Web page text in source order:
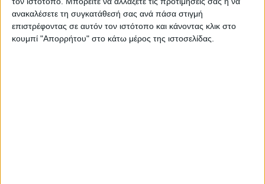
ανακαλέσετε τη συγκατάθεσή σας ανά πάσα στιγμή
επιστρέφοντας σε αυτόν τον ιστότοπο και κάνοντας κλικ στο
κουμπί "Απορρήτου" στο κάτω μέρος της ιστοσελίδας.